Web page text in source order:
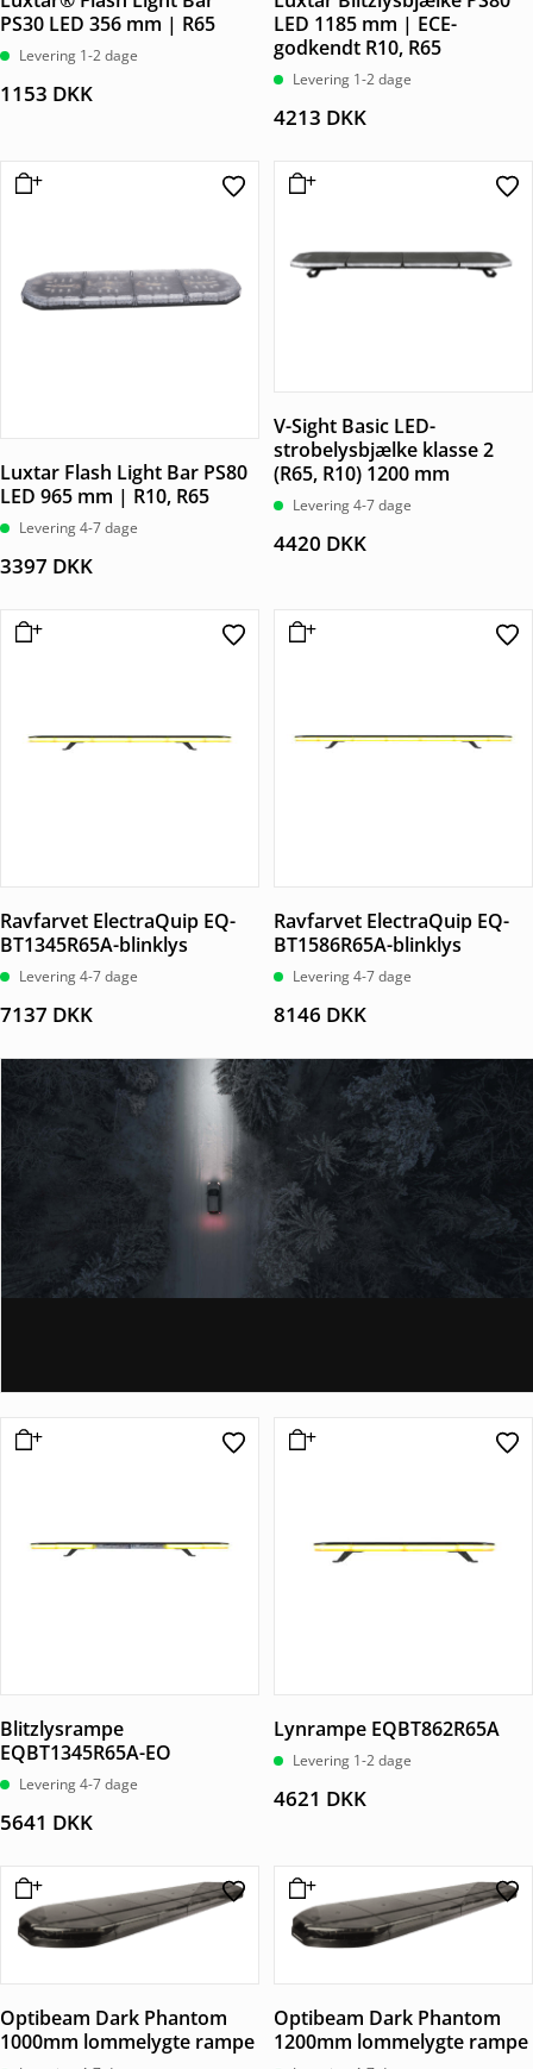
PS30 LED 356 mm | R65
Levering 1-2 dage
1153 DKK
LED 1185 mm | ECE-
godkendt R10, R65
Levering 1-2 dage
4213 DKK
Luxtar Flash Light Bar PS80
LED 965 mm | R10, R65
Levering 4-7 dage
3397 DKK
V-Sight Basic LED-
strobelysbjælke klasse 2
(R65, R10) 1200 mm
Levering 4-7 dage
4420 DKK
Ravfarvet ElectraQuip EQ-
BT1345R65A-blinklys
Levering 4-7 dage
7137 DKK
Ravfarvet ElectraQuip EQ-
BT1586R65A-blinklys
Levering 4-7 dage
8146 DKK
Blitzlysrampe
EQBT1345R65A-EO
Levering 4-7 dage
5641 DKK
Lynrampe EQBT862R65A
Levering 1-2 dage
4621 DKK
Optibeam Dark Phantom
1000mm lommelygte rampe
Optibeam Dark Phantom
1200mm lommelygte rampe